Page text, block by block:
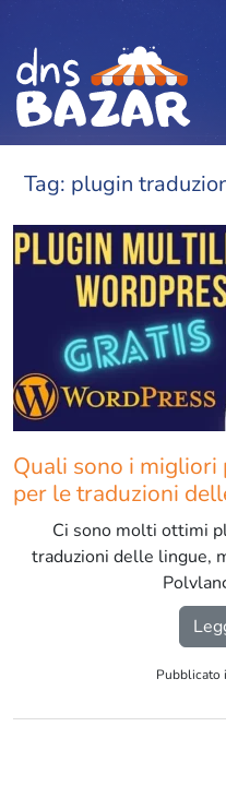
Vai al contenuto
Tag: plugin
Quali sono i
per le traduzioni
Ci sono molti ottimi
traduzioni delle lingue,
Pubblicato